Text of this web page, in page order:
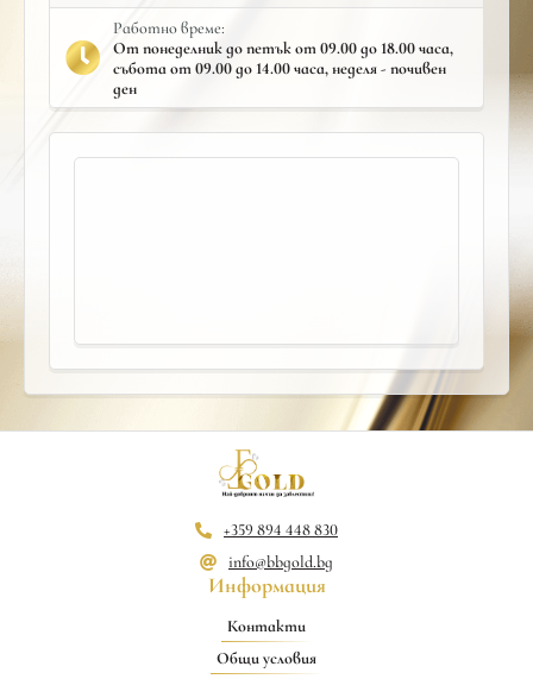
Работно време:
От понеделник до петък от 09.00 до 18.00 часа,
събота от 09.00 до 14.00 часа, неделя - почивен
ден
+359 894 448 830
info@bbgold.bg
Информация
Контакти
Общи условия